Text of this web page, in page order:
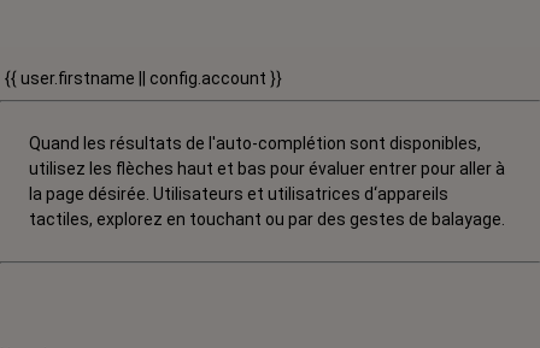
{{ user.firstname || config.account }}
Quand les résultats de l'auto-complétion sont disponibles,
utilisez les flèches haut et bas pour évaluer entrer pour aller à
la page désirée. Utilisateurs et utilisatrices d‘appareils
tactiles, explorez en touchant ou par des gestes de balayage.